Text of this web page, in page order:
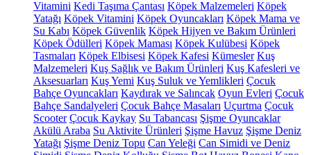
Vitamini Kedi Taşıma Çantası Köpek Malzemeleri Köpek
Yatağı Köpek Vitamini Köpek Oyuncakları Köpek Mama ve
Su Kabı Köpek Güvenlik Köpek Hijyen ve Bakım Ürünleri
Köpek Ödülleri Köpek Maması Köpek Kulübesi Köpek
Tasmaları Köpek Elbisesi Köpek Kafesi Kümesler Kuş
Malzemeleri Kuş Sağlık ve Bakım Ürünleri Kuş Kafesleri ve
Aksesuarları Kuş Yemi Kuş Suluk ve Yemlikleri Çocuk
Bahçe Oyuncakları Kaydırak ve Salıncak Oyun Evleri Çocuk
Bahçe Sandalyeleri Çocuk Bahçe Masaları Uçurtma Çocuk
Scooter Çocuk Kaykay Su Tabancası Şişme Oyuncaklar
Akülü Araba Su Aktivite Ürünleri Şişme Havuz Şişme Deniz
Yatağı Şişme Deniz Topu Can Yeleği Can Simidi ve Deniz